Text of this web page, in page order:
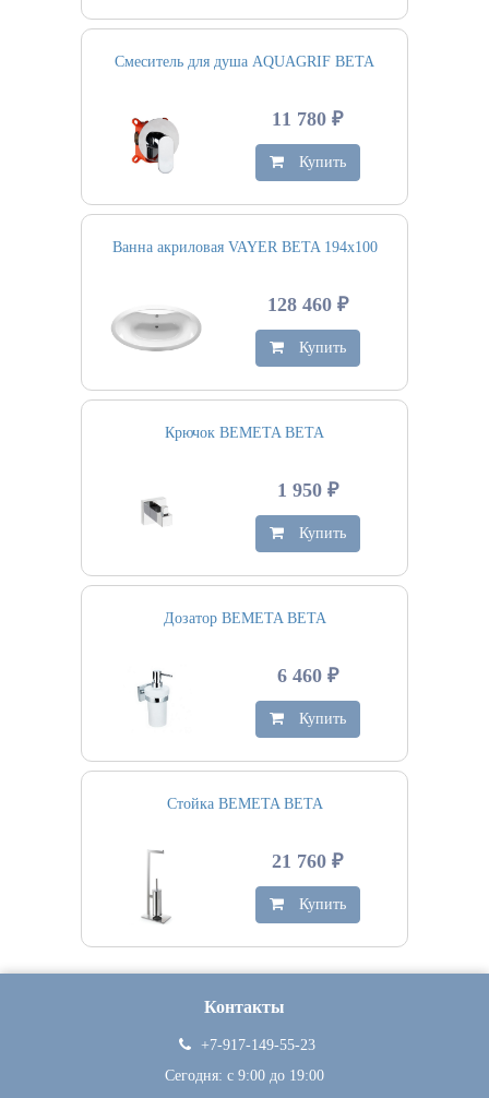
Смеситель для душа AQUAGRIF BETA
11 780 ₽
Купить
Ванна акриловая VAYER BETA 194х100
128 460 ₽
Купить
Крючок BEMETA BETA
1 950 ₽
Купить
Дозатор BEMETA BETA
6 460 ₽
Купить
Стойка BEMETA BETA
21 760 ₽
Купить
Контакты
+7-917-149-55-23
Сегодня: c 9:00 до 19:00